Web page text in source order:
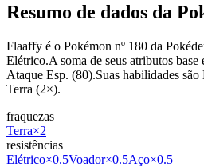
Resumo de dados da
Flaaffy é o Pokémon nº 180 da
Elétrico.A soma de seus atributos
Ataque Esp. (80).Suas habilidades
Terra (2×).
fraquezas
Terra×2
resistências
Elétrico×0.5Voador×0.5Aço×0.5